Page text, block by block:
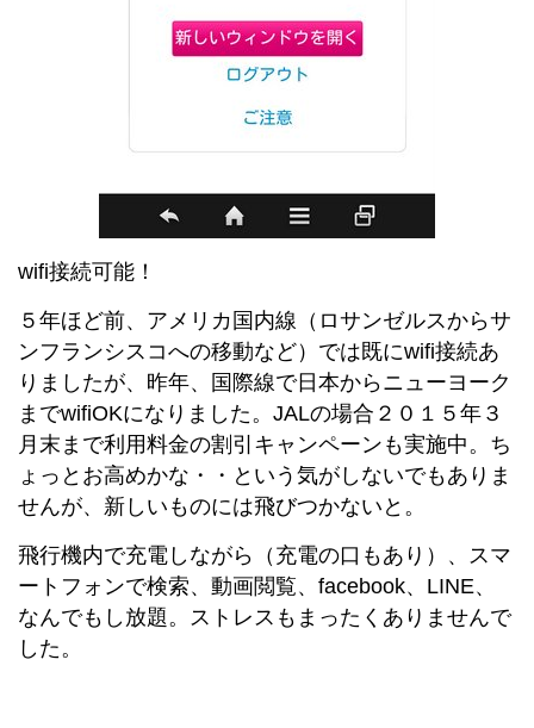
wifi接続可能！
５年ほど前、アメリカ国内線（ロサンゼルスからサ
ンフランシスコへの移動など）では既にwifi接続あ
りましたが、昨年、国際線で日本からニューヨーク
までwifiOKになりました。JALの場合２０１５年３
月末まで利用料金の割引キャンペーンも実施中。ち
ょっとお高めかな・・という気がしないでもありま
せんが、新しいものには飛びつかないと。
飛行機内で充電しながら（充電の口もあり）、スマ
ートフォンで検索、動画閲覧、facebook、LINE、
なんでもし放題。ストレスもまったくありませんで
した。